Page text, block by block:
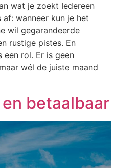
wat je zoekt Iedereen
wanneer kun je het
wil gegarandeerde
rustige pistes. En
rol. Er is geen
wél de juiste maand
betaalbaar